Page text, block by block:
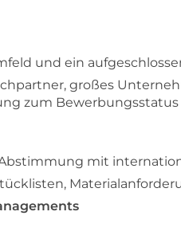
und ein
großes
zum Bewerbungsstatus
mit